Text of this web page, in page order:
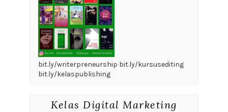
bit.ly/writerpreneurship bit.ly/kursusediting
bit.ly/kelaspublishing
Kelas Digital Marketing